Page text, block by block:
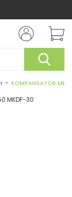
KOMPANSATÖR